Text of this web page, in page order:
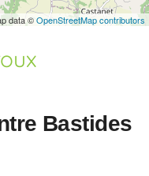
data ©OpenStreetMap contributors
Bastides